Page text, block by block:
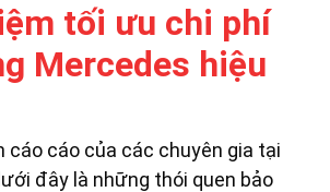
tối ưu chi phí
Mercedes hiệu
cáo cáo của các chuyên gia tại
đây là những thói quen bảo